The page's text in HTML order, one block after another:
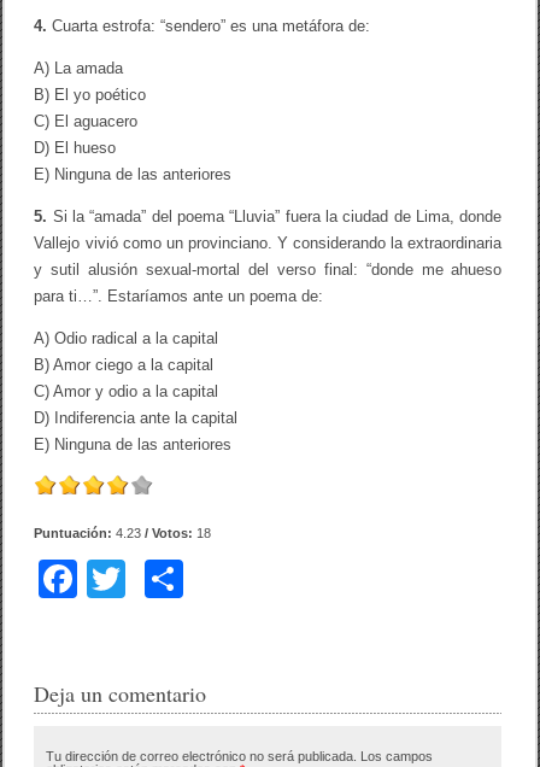
4. Cuarta estrofa: “sendero” es una metáfora de:
A) La amada
B) El yo poético
C) El aguacero
D) El hueso
E) Ninguna de las anteriores
5. Si la “amada” del poema “Lluvia” fuera la ciudad de Lima, donde
Vallejo vivió como un provinciano. Y considerando la extraordinaria
y sutil alusión sexual-mortal del verso final: “donde me ahueso
para ti…”. Estaríamos ante un poema de:
A) Odio radical a la capital
B) Amor ciego a la capital
C) Amor y odio a la capital
D) Indiferencia ante la capital
E) Ninguna de las anteriores
Puntuación:4.23 / Votos: 18
F
e
er p
Deja un comentario
Tu dirección de correo electrónico no será publicada. Los campos